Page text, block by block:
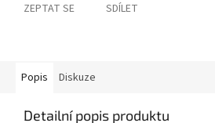
ZEPTAT SE SDÍLET
Popis Diskuze
Detailní popis produktu